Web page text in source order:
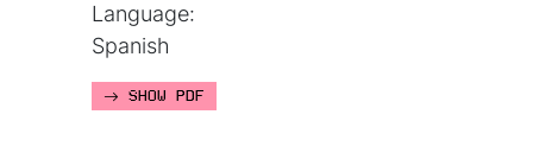
Language:
Spanish
SHOW PDF